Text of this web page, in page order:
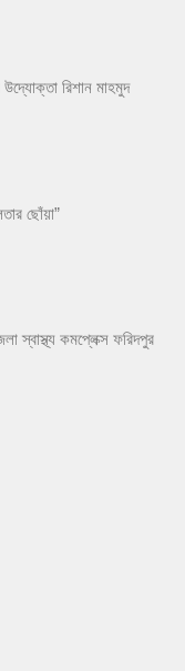
উদ্যোক্তা রিশান মাহমুদ
ছোঁয়া”
স্বাস্থ্য কমপ্লেক্স ফরিদপুর